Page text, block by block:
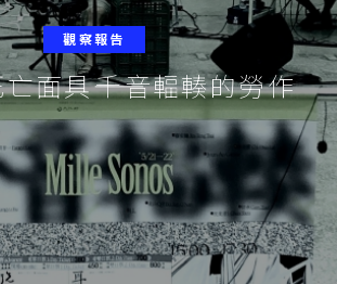
觀察報告
面具――千音輻輳的勞作